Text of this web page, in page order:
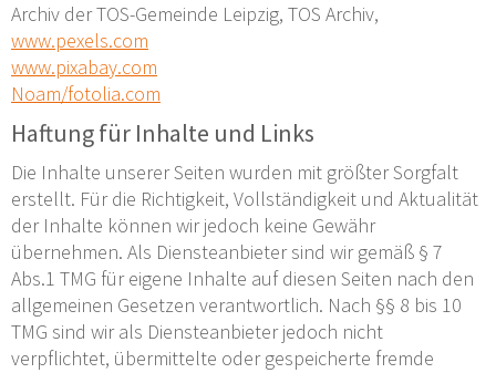
Archiv der TOS-Gemeinde Leipzig, TOS Archiv,
www.pexels.com
www.pixabay.com
Noam/fotolia.com
Haftung für Inhalte und Links
Die Inhalte unserer Seiten wurden mit größter Sorgfalt
erstellt. Für die Richtigkeit, Vollständigkeit und Aktualität
der Inhalte können wir jedoch keine Gewähr
übernehmen. Als Diensteanbieter sind wir gemäß § 7
Abs.1 TMG für eigene Inhalte auf diesen Seiten nach den
allgemeinen Gesetzen verantwortlich. Nach §§ 8 bis 10
TMG sind wir als Diensteanbieter jedoch nicht
verpflichtet, übermittelte oder gespeicherte fremde